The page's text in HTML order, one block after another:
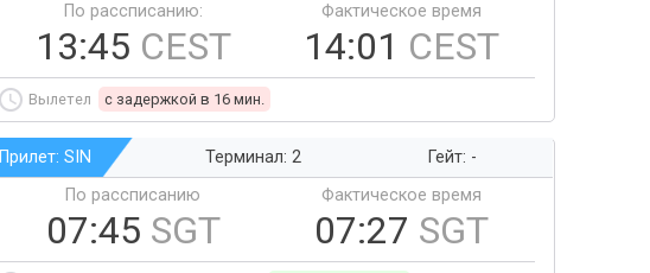
По рассписанию:
13:45 CEST
Фактическое время
14:01 CEST
Вылетел c задержкой в 16 мин.
Прилет: SIN Терминал: 2
Гейт: -
По рассписанию
07:45 SGT
Фактическое время
07:27 SGT